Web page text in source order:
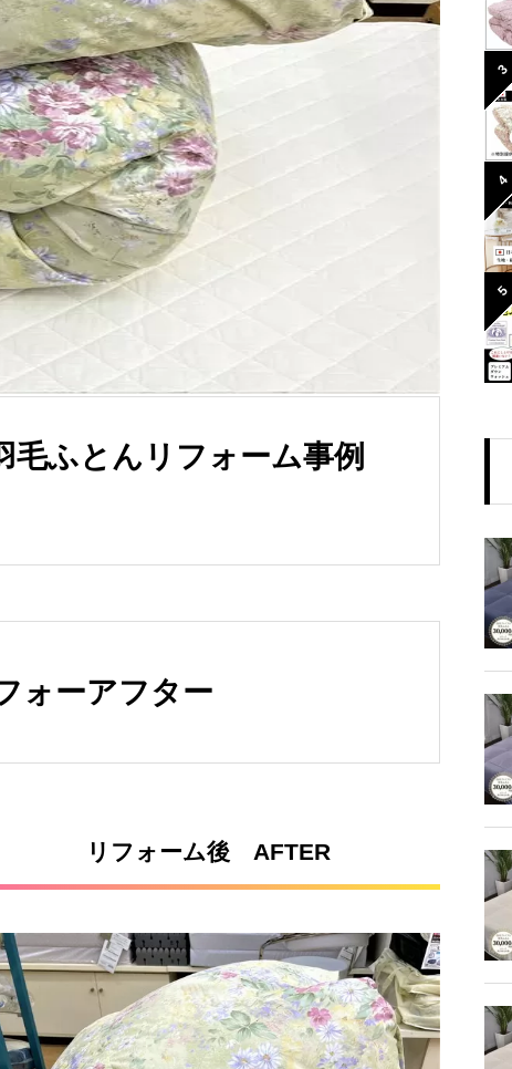
毛ふとんリフォーム事例
ォーアフター
リフォーム後 AFTER
3
4
5